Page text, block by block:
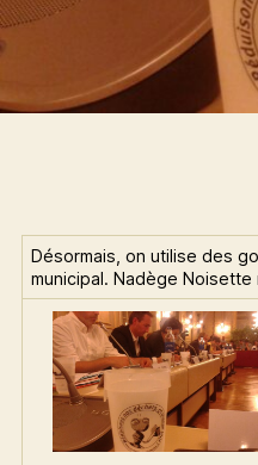
Désormais, on utilise des
municipal. Nadège Noisette